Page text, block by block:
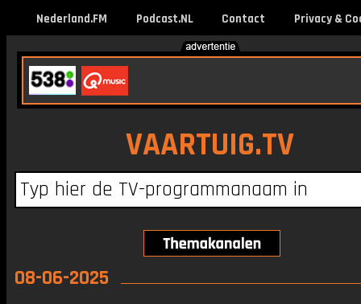
Nederland.FM Podcast.NL Contact Privacy &
VAARTUIG.TV
08-06-2025